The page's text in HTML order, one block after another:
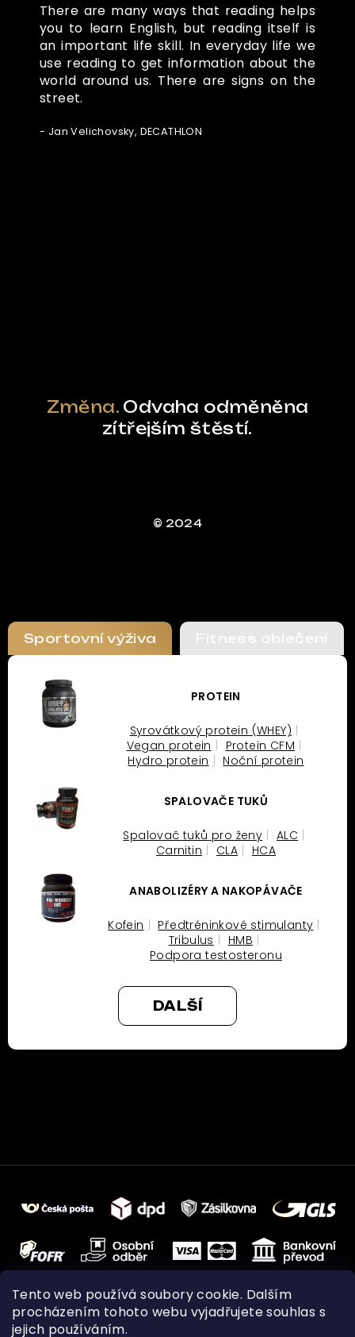
Tento web používá soubory cookie. Dalším
procházením tohoto webu vyjadřujete souhlas s
jejich používáním.
There are many ways that reading helps
you to learn English, but reading itself is
an important life skill. In everyday life we
use reading to get information about the
world around us. There are signs on the
street.
- Jan Velichovsky, DECATHLON
Změna. Odvaha odměněna
zítřejším štěstí.
© 2024
Sportovní výživa Fitness oblečení
PROTEIN
Syrovátkový protein (WHEY)
Vegan protein
Protein CFM
Hydro protein
Noční protein
SPALOVAČE TUKŮ
Spalovač tuků pro ženy
ALC
Carnitin
CLA HCA
ANABOLIZÉRY A NAKOPÁVAČE
Kofein
Předtréninkové stimulanty
Tribulus
HMB
Podpora testosteronu
DALŠÍ